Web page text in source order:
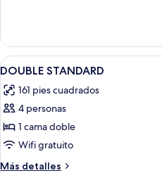
STANDARD
Abrir
todas
las
fotos
de
DOUBLE
STANDARD
1
DOUBLE STANDARD
161 pies cuadrados
4 personas
1 cama doble
Wifi gratuito
Más detalles
Más